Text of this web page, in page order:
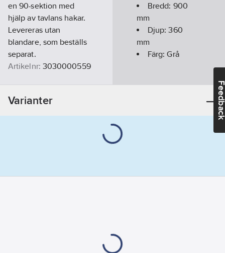
en 90-sektion med
hjälp av tavlans hakar.
Levereras utan
blandare, som beställs
separat.
Artikelnr: 3030000559
840303-125
Ean
artikelnr:
Bredd: 900
mm
Djup:360
mm
Färg:Grå
Varianter